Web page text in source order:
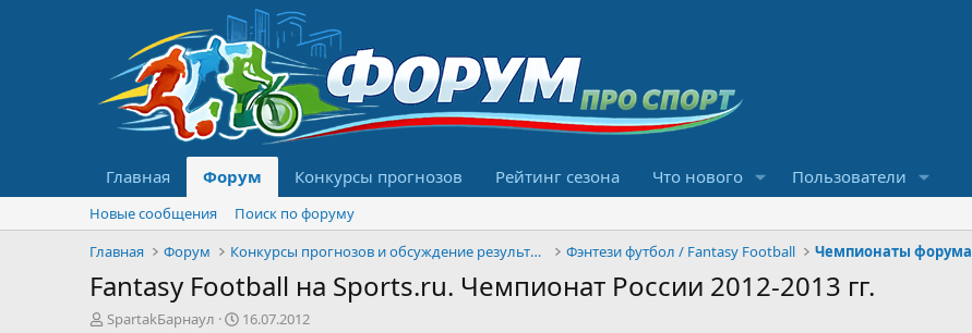
Главная Форум Конкурсы прогнозов Рейтинг сезона Что нового Пользователи
Новые сообщения
Поиск по форуму
Главная
Форум Конкурсы прогнозов и обсуждение результатов Фэнтези футбол / Fantasy Football Чемпионаты форума
Fantasy Football на Sports.ru. Чемпионат России 2012-2013 гг.
А
SpartakБарнаул
Д
16.07.2012